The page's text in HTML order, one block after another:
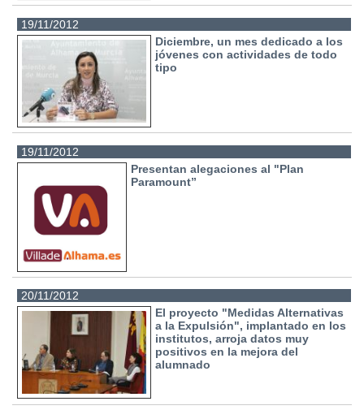
19/11/2012
Diciembre, un mes dedicado a los
jóvenes con actividades de todo
tipo
19/11/2012
Presentan alegaciones al "Plan
Paramount”
20/11/2012
El proyecto "Medidas Alternativas
a la Expulsión", implantado en los
institutos, arroja datos muy
positivos en la mejora del
alumnado